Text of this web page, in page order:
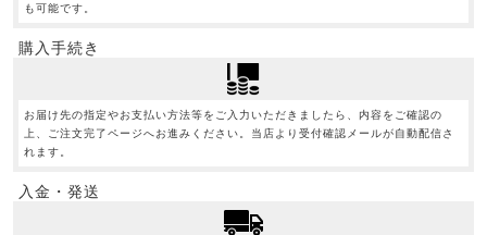
も可能です。
購入手続き
お届け先の指定やお支払い方法等をご入力いただきましたら、内容をご確認の
上、ご注文完了ページへお進みください。当店より受付確認メールが自動配信さ
れます。
入金・発送